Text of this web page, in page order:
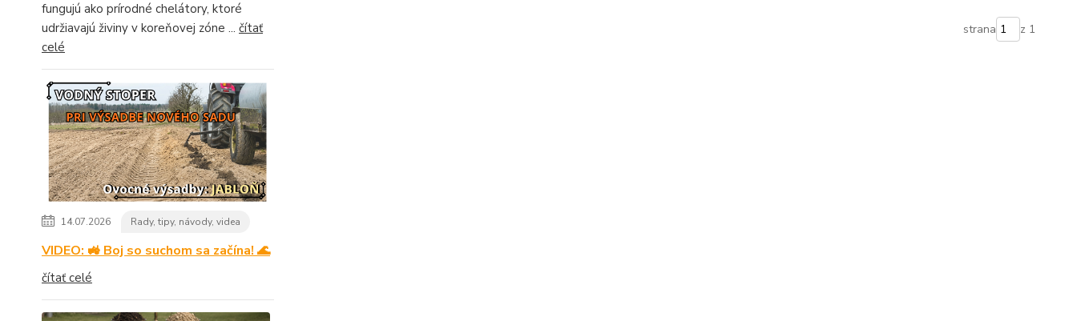
fungujú ako prírodné chelátory, ktoré
udržiavajú živiny v koreňovej zóne ... čítať
celé
14.07.2026 Rady, tipy, návody, videa
VIDEO: 🚜 Boj so suchom sa začína! 🌊
čítať celé
strana z 1